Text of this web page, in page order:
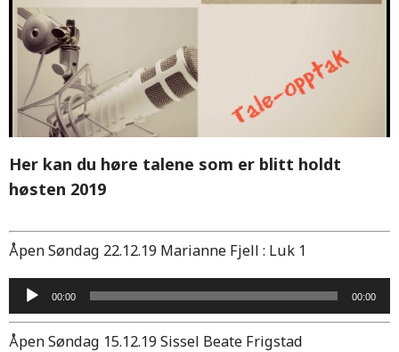
Her kan du høre talene som er blitt holdt
høsten 2019
Åpen Søndag 22.12.19 Marianne Fjell : Luk 1
Lydavspiller
00:00 00:00
Åpen Søndag 15.12.19 Sissel Beate Frigstad